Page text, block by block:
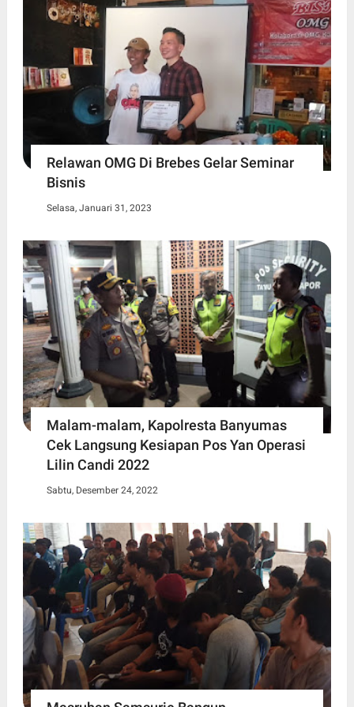
Relawan OMG Di Brebes Gelar Seminar
Bisnis
Selasa, Januari 31, 2023
Malam-malam, Kapolresta Banyumas
Cek Langsung Kesiapan Pos Yan Operasi
Lilin Candi 2022
Sabtu, Desember 24, 2022